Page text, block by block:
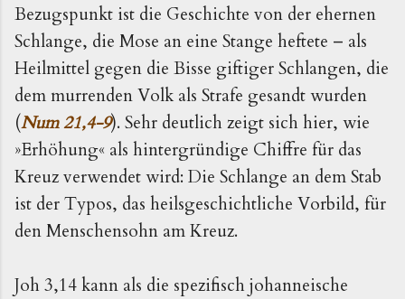
Bezugspunkt ist die Geschichte von der ehernen
Schlange, die Mose an eine Stange heftete – als
Heilmittel gegen die Bisse giftiger Schlangen, die
dem murrenden Volk als Strafe gesandt wurden
(Num 21,4-9). Sehr deutlich zeigt sich hier, wie
»Erhöhung« als hintergründige Chiffre für das
Kreuz verwendet wird: Die Schlange an dem Stab
ist der Typos, das heilsgeschichtliche Vorbild, für
den Menschensohn am Kreuz.
Joh 3,14 kann als die spezifisch johanneische